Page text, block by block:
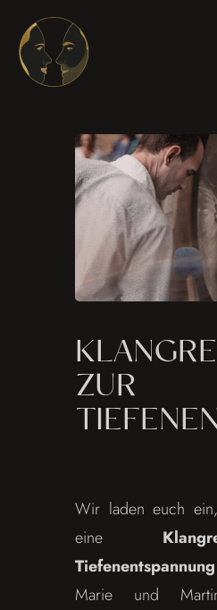
content
ZUR
Wir laden euch
eine
Marie und